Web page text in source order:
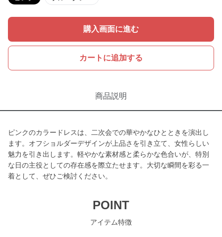
購入画面に進む
カートに追加する
商品説明
ピンクのカラードレスは、二次会での華やかなひとときを演出し
ます。オフショルダーデザインが上品さを引き立て、女性らしい
魅力を引き出します。軽やかな素材感と柔らかな色合いが、特別
な日の主役としての存在感を際立たせます。大切な瞬間を彩る一
着として、ぜひご検討ください。
POINT
アイテム特徴